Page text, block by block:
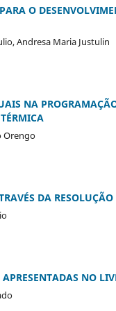
O
Andresa Maria Justulin
NA
Orengo
DA RESOLUÇÃO
NO